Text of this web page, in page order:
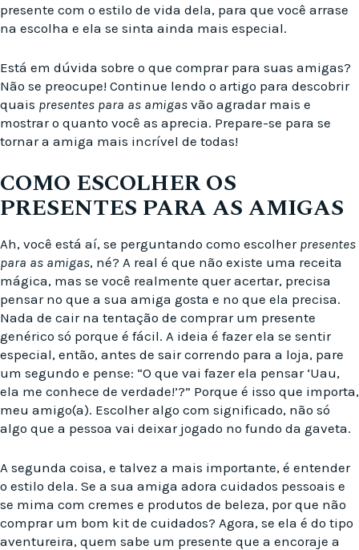
presente com o estilo de vida dela, para que você arrase
na escolha e ela se sinta ainda mais especial.
Está em dúvida sobre o que comprar para suas amigas?
Não se preocupe! Continue lendo o artigo para descobrir
quais presentes para as amigas vão agradar mais e
mostrar o quanto você as aprecia. Prepare-se para se
tornar a amiga mais incrível de todas!
COMO ESCOLHER OS
PRESENTES PARA AS AMIGAS
Ah, você está aí, se perguntando como escolher presentes
para as amigas, né? A real é que não existe uma receita
mágica, mas se você realmente quer acertar, precisa
pensar no que a sua amiga gosta e no que ela precisa.
Nada de cair na tentação de comprar um presente
genérico só porque é fácil. A ideia é fazer ela se sentir
especial, então, antes de sair correndo para a loja, pare
um segundo e pense: “O que vai fazer ela pensar ‘Uau,
ela me conhece de verdade!’?” Porque é isso que importa,
meu amigo(a). Escolher algo com significado, não só
algo que a pessoa vai deixar jogado no fundo da gaveta.
A segunda coisa, e talvez a mais importante, é entender
o estilo dela. Se a sua amiga adora cuidados pessoais e
se mima com cremes e produtos de beleza, por que não
comprar um bom kit de cuidados? Agora, se ela é do tipo
aventureira, quem sabe um presente que a encoraje a